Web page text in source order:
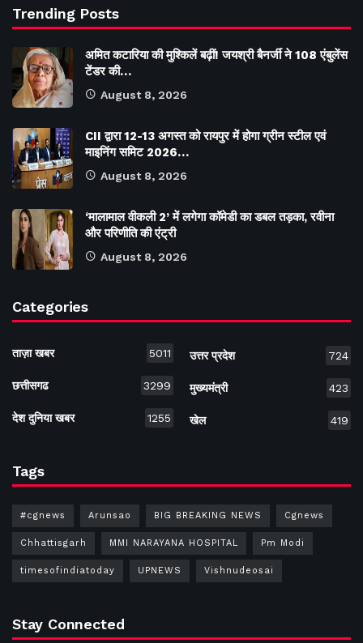
Trending Posts
अमित कटारिया की मुश्किलें बढ़ीं! जयश्री बैनर्जी ने 108 एंबुलेंस
टेंडर की…
August 8, 2026
CII द्वारा 12-13 अगस्त को रायपुर में होगा ग्रीन स्टील एवं
माइनिंग समिट 2026…
August 8, 2026
‘मालामाल वीकली 2’ में लगेगा कॉमेडी का डबल तड़का, रवीना
और परिणीति की एंट्री
August 8, 2026
Categories
ताज़ा खबर 5011
छत्तीसगढ 3299
देश दुनिया खबर 1255
उत्तर प्रदेश 724
मुख्यमंत्री 423
खेल 419
Tags
#cgnews Arunsao BIG BREAKING NEWS Cgnews
Chhattisgarh MMI NARAYANA HOSPITAL Pm Modi
timesofindiatoday UPNEWS Vishnudeosai
Stay Connected